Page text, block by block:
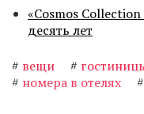
«Cosmos
десять лет
# вещи #
# номера в отелях #